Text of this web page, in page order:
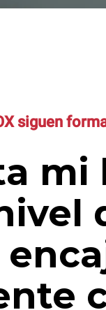
siguen
mi